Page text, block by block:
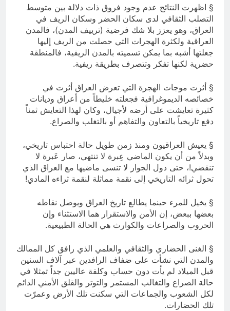
§ اظهرت النتائج عدم وجود فروق ذات دلالة بين متوسط
التصلب الثقافي لدى سكان الحضر وسكان الريف في
العراق، وهو يعزز بلا شك فرضية (ترييف المدن)، فالمدن
العراقية ولكثرة الهجرات التي حصلت من الريف إليها
جعلتها أشبه بما يمكن تسميته بالمدن الريفية، فالمنطقة
حضرية لكنها تفكر وتتصرف بطريقة ريفية.
§ أثرت موجات الهجرة التي تعرض العراق أثرت في
خصائصه الديموغرافية فجعلته خليطاً من أعراق وديانات
كثيرة تعايشت على أرضه لأجيال، وكان لهذا التعايش ثمناً
دفع تاريخياً بالتعاون والتفاهم أو بالتغلب والصراع.
§ يعيش العراقيون ومنذ زمن طويل حالة احتباس تاريخي،
وبدلاً من أن يكون الماضي عِبرة لا تنتهي، صار عَبرة لا
تنقضي!، حتى دول الجوار لا تنسى ماضيها مع العراق الذي
تحول ثرائه التاريخي إلى نقمة مماثلة لنقمة ثراءه المادي!
§ يخيل للمرء حينما يطالع تاريخ العراق ويوصل نقاطه
بعضها ببعض، إن الأمن والاستقرار هما الاستثناء وإن
الحروب والصراعات والكوارث هي الحالة الطبيعية.
§ الغنى الحضاري والثقافي والعلمي الذي رافق كل الممالك
والمدن التي نشأت على ضفاف الرافدين عبر آلاف السنين
قبل الميلاد لم يأت دون حساب وكلفة عاليين جداً تمثلا في
حالة الصراع والتغالب المستمر والتوتر والقلق الأمني الدائم
لكل الشعوب والجماعات التي سكنت تلك الأرض وعمرّت
تلك الحضارات.